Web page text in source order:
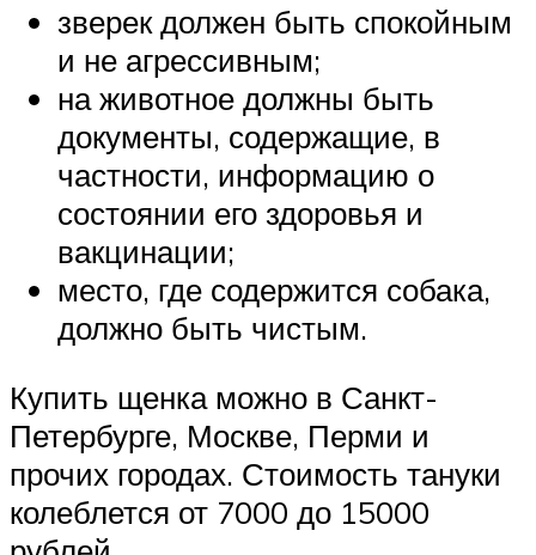
зверек должен быть спокойным
и не агрессивным;
на животное должны быть
документы, содержащие, в
частности, информацию о
состоянии его здоровья и
вакцинации;
место, где содержится собака,
должно быть чистым.
Купить щенка можно в Санкт-
Петербурге, Москве, Перми и
прочих городах. Стоимость тануки
колеблется от 7000 до 15000